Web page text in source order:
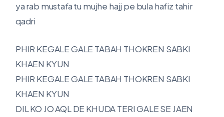
ya rab mustafa tu mujhe hajj pe bula hafiz tahir
qadri
PHIR KEGALE GALE TABAH THOKREN SABKI
KHAEN KYUN
PHIR KEGALE GALE TABAH THOKREN SABKI
KHAEN KYUN
DIL KO JO AQL DE KHUDA TERI GALE SE JAEN